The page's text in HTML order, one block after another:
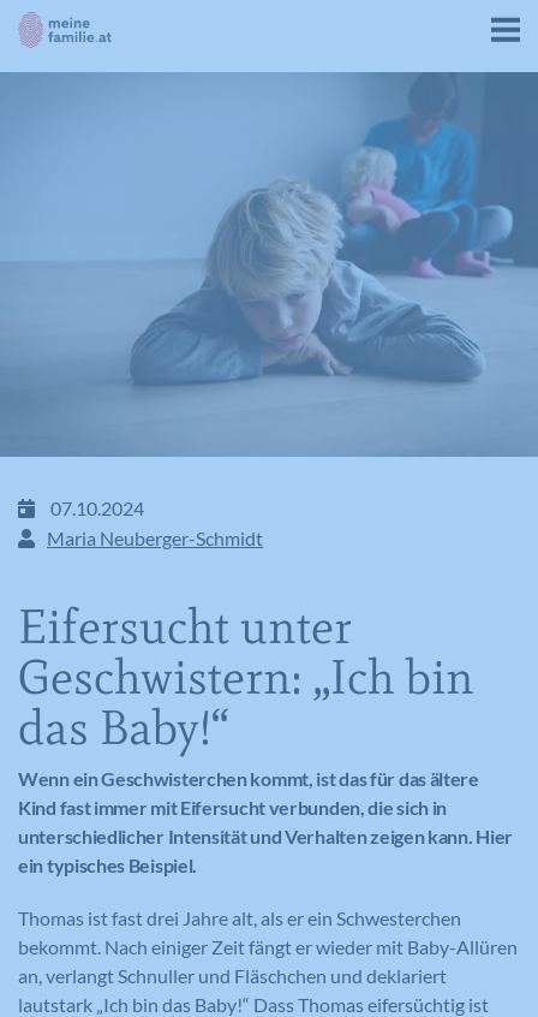
07.10.2024
Maria Neuberger-Schmidt
Eifersucht unter
Geschwistern: „Ich bin
das Baby!“
Wenn ein Geschwisterchen kommt, ist das für das ältere
Kind fast immer mit Eifersucht verbunden, die sich in
unterschiedlicher Intensität und Verhalten zeigen kann. Hier
ein typisches Beispiel.
Thomas ist fast drei Jahre alt, als er ein Schwesterchen
bekommt. Nach einiger Zeit fängt er wieder mit Baby-Allüren
an, verlangt Schnuller und Fläschchen und deklariert
lautstark „Ich bin das Baby!“ Dass Thomas eifersüchtig ist